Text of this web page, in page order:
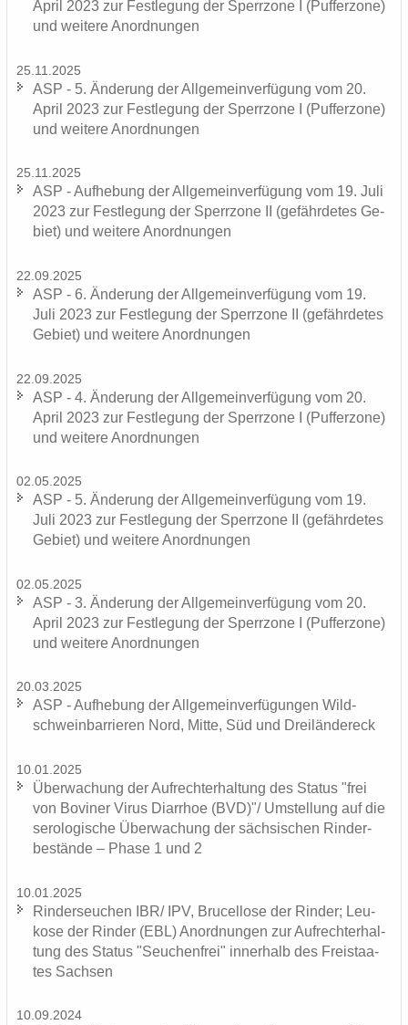
April 2023 zur Fest­le­gung der Sperr­zo­ne I (Puf­fer­zo­ne)
und wei­te­re An­ord­nun­gen
25.11.2025
ASP - 5. Än­de­rung der All­ge­mein­ver­fü­gung vom 20.
April 2023 zur Fest­le­gung der Sperr­zo­ne I (Puf­fer­zo­ne)
und wei­te­re An­ord­nun­gen
25.11.2025
ASP - Auf­he­bung der All­ge­mein­ver­fü­gung vom 19. Juli
2023 zur Fest­le­gung der Sperr­zo­ne II (ge­fähr­de­tes Ge­
biet) und wei­te­re An­ord­nun­gen
22.09.2025
ASP - 6. Än­de­rung der All­ge­mein­ver­fü­gung vom 19.
Juli 2023 zur Fest­le­gung der Sperr­zo­ne II (ge­fähr­de­tes
Ge­biet) und wei­te­re An­ord­nun­gen
22.09.2025
ASP - 4. Än­de­rung der All­ge­mein­ver­fü­gung vom 20.
April 2023 zur Fest­le­gung der Sperr­zo­ne I (Puf­fer­zo­ne)
und wei­te­re An­ord­nun­gen
02.05.2025
ASP - 5. Än­de­rung der All­ge­mein­ver­fü­gung vom 19.
Juli 2023 zur Fest­le­gung der Sperr­zo­ne II (ge­fähr­de­tes
Ge­biet) und wei­te­re An­ord­nun­gen
02.05.2025
ASP - 3. Än­de­rung der All­ge­mein­ver­fü­gung vom 20.
April 2023 zur Fest­le­gung der Sperr­zo­ne I (Puf­fer­zo­ne)
und wei­te­re An­ord­nun­gen
20.03.2025
ASP - Auf­he­bung der All­ge­mein­ver­fü­gun­gen Wild­
schwein­bar­rie­ren Nord, Mitte, Süd und Drei­län­der­eck
10.01.2025
Über­wa­chung der Auf­recht­erhal­tung des Sta­tus "frei
von Bo­vi­ner Virus Di­ar­rhoe (BVD)"/ Um­stel­lung auf die
se­ro­lo­gi­sche Über­wa­chung der säch­si­schen Rin­der­
be­stän­de – Phase 1 und 2
10.01.2025
Rin­der­seu­chen IBR/ IPV, Bru­cel­lo­se der Rin­der; Leu­
ko­se der Rin­der (EBL) An­ord­nun­gen zur Auf­recht­erhal­
tung des Sta­tus "Seu­chen­frei" in­ner­halb des Frei­staa­
tes Sach­sen
10.09.2024